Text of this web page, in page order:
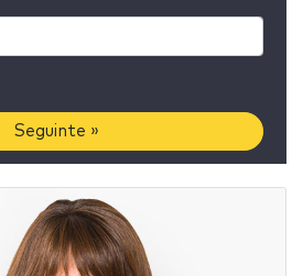
Seguinte »